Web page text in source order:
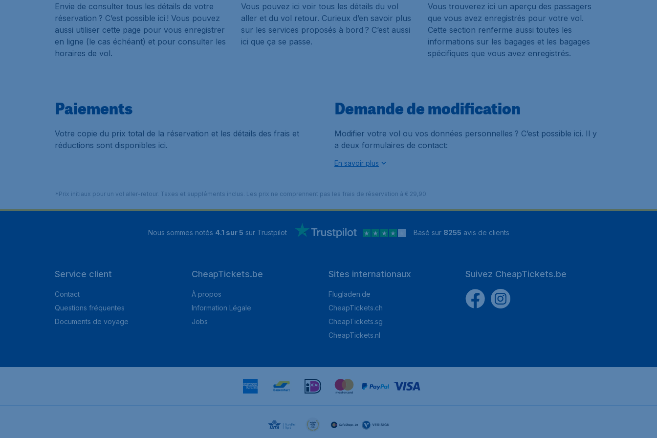
Envie de consulter tous les détails de votre
réservation ? C’est possible ici ! Vous pouvez
aussi utiliser cette page pour vous enregistrer
en ligne (le cas échéant) et pour consulter les
horaires de vol.
Vous pouvez ici voir tous les détails du vol
aller et du vol retour. Curieux d’en savoir plus
sur les services proposés à bord ? C’est aussi
ici que ça se passe.
Vous trouverez ici un aperçu des passagers
que vous avez enregistrés pour votre vol.
Cette section renferme aussi toutes les
informations sur les bagages et les bagages
spécifiques que vous avez enregistrés.
Paiements
Votre copie du prix total de la réservation et les détails des frais et
réductions sont disponibles ici.
Demande de modification
Modifier votre vol ou vos données personnelles ? C’est possible ici. Il y
a deux formulaires de contact:
En savoir plus
*Prix initiaux pour un vol aller-retour. Taxes et suppléments inclus. Les prix ne comprennent pas les frais de réservation à € 29,90.
Nous sommes notés 4.1 sur 5 sur Trustpilot Basé sur 8255 avis de clients
Service client
Contact
Questions fréquentes
Documents de voyage
CheapTickets.be
À propos
Information Légale
Jobs
Sites internationaux
Flugladen.de
CheapTickets.ch
CheapTickets.sg
CheapTickets.nl
Suivez CheapTickets.be